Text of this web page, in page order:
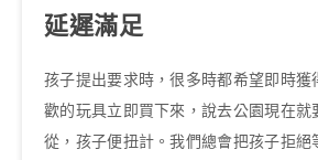
延遲滿足
孩子提出要求時，很多時都希望即時獲
歡的玩具立即買下來，說去公園現在就
從，孩子便扭計。我們總會把孩子拒絕